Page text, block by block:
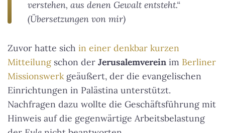
verstehen, aus denen Gewalt entsteht.“
(Übersetzungen von mir)
Zuvor hatte sich in einer denkbar kurzen
Mitteilung schon der Jerusalemverein im Berliner
Missionswerkgeäußert, der die evangelischen
Einrichtungen in Palästina unterstützt.
Nachfragen dazu wollte die Geschäftsführung mit
Hinweis auf die gegenwärtige Arbeitsbelastung